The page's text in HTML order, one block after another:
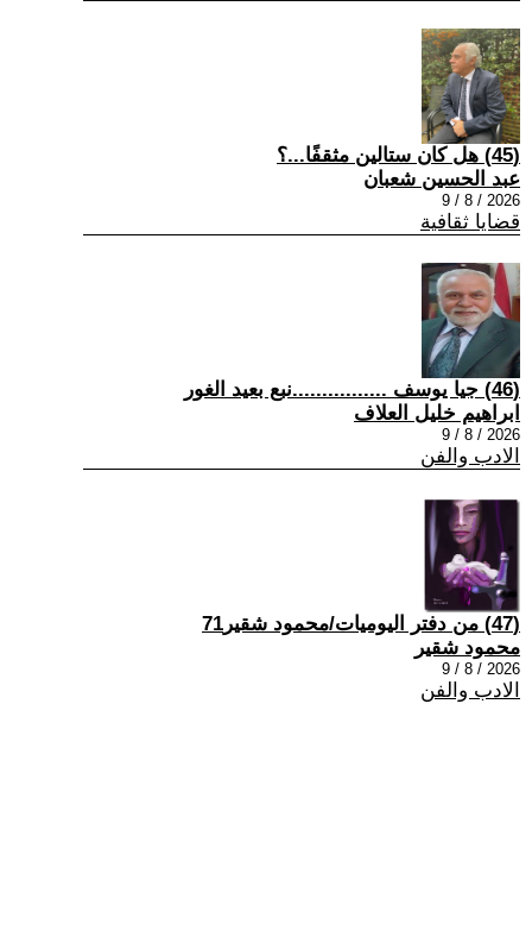
(45) هل كان ستالين مثقفًا...؟
عبد الحسين شعبان
2026 / 8 / 9
قضايا ثقافية
(46) جيا يوسف ................نبع بعيد الغور
ابراهيم خليل العلاف
2026 / 8 / 9
الادب والفن
(47) من دفتر اليوميات/محمود شقير71
محمود شقير
2026 / 8 / 9
الادب والفن